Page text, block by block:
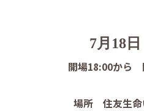
7月18日
開場18:00から
場所 住友生命